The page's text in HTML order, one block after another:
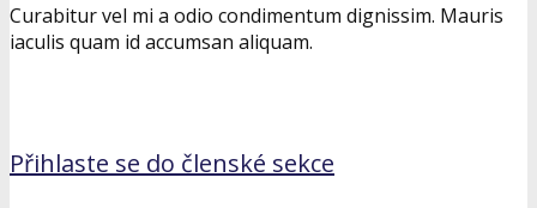
Curabitur vel mi a odio condimentum dignissim. Mauris
iaculis quam id accumsan aliquam.
Přihlaste se do členské sekce